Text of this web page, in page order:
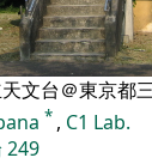
文台＠東京都
* , C1 Lab.
249